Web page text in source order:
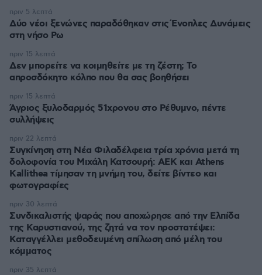
Δύο νέοι ξενώνες παραδόθηκαν στις Ένοπλες Δυνάμεις
στη νήσο Ρω
πριν 5 λεπτά
Δεν μπορείτε να κοιμηθείτε με τη ζέστη; Το
απροσδόκητο κόλπο που θα σας βοηθήσει
πριν 15 λεπτά
Άγριος ξυλοδαρμός 51χρονου στο Ρέθυμνο, πέντε
συλλήψεις
πριν 15 λεπτά
Συγκίνηση στη Νέα Φιλαδέλφεια τρία χρόνια μετά τη
δολοφονία του Μιχάλη Κατσουρή: ΑΕΚ και Athens
Kallithea τίμησαν τη μνήμη του, δείτε βίντεο και
φωτογραφίες
πριν 22 λεπτά
Συνδικαλιστής ψαράς που αποχώρησε από την Ελπίδα
της Καρυστιανού, της ζητά να τον προστατέψει:
Καταγγέλλει μεθοδευμένη σπίλωση από μέλη του
κόμματος
πριν 30 λεπτά
πριν 35 λεπτά